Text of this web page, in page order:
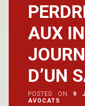
AUX
D’UN
POSTED ON 9
AVOCATS